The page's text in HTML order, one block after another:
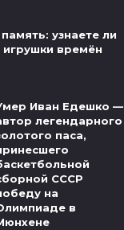
узнаете ли
времён
Иван Едешко —
легендарного
паса,
СССР
на
в